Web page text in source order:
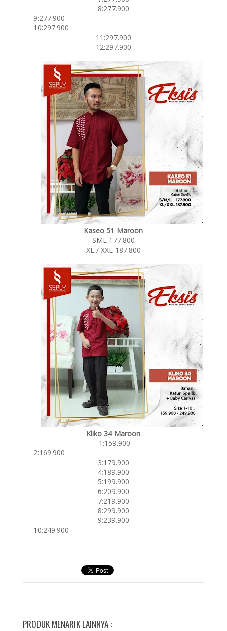
8:277.900
9:277.900
10:297.900
11:297.900
12:297.900
Kaseo 51 Maroon
SML 177.800
XL / XXL 187.800
Kliko 34 Maroon
1:159.900
2:169.900
3:179.900
4:189.900
5:199.900
6:209.900
7:219.900
8:299.900
9:239.900
10:249.900
PRODUK MENARIK LAINNYA :